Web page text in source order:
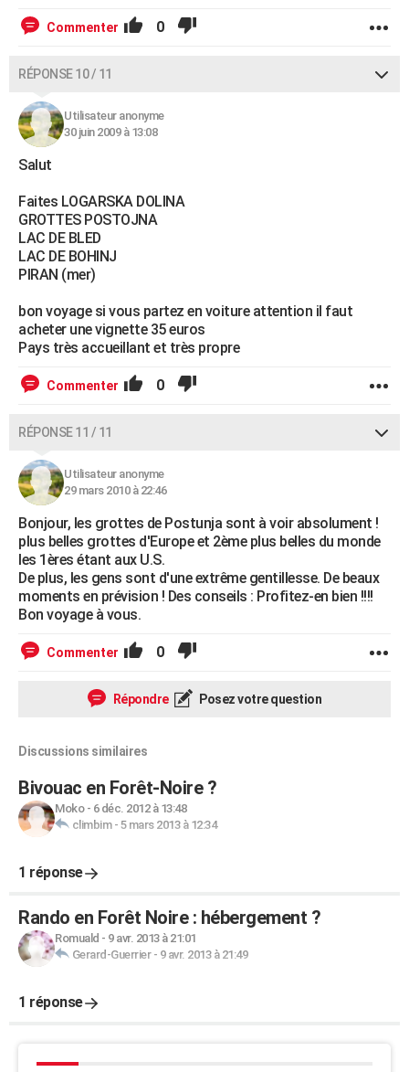
Commenter 0
RÉPONSE 10 / 11
Utilisateur anonyme
30 juin 2009 à 13:08
Salut
Faites LOGARSKA DOLINA
GROTTES POSTOJNA
LAC DE BLED
LAC DE BOHINJ
PIRAN (mer)
bon voyage si vous partez en voiture attention il faut
acheter une vignette 35 euros
Pays très accueillant et très propre
Commenter 0
RÉPONSE 11 / 11
Utilisateur anonyme
29 mars 2010 à 22:46
Bonjour, les grottes de Postunja sont à voir absolument !
plus belles grottes d'Europe et 2ème plus belles du monde
les 1ères étant aux U.S.
De plus, les gens sont d'une extrême gentillesse. De beaux
moments en prévision ! Des conseils : Profitez-en bien !!!!
Bon voyage à vous.
Commenter 0
Répondre Posez votre question
Discussions similaires
Bivouac en Forêt-Noire ?
Moko- 6 déc. 2012 à 13:48
climbim- 5 mars 2013 à 12:34
1 réponse
Rando en Forêt Noire : hébergement ?
Romuald - 9 avr. 2013 à 21:01
Gerard-Guerrier- 9 avr. 2013 à 21:49
1 réponse